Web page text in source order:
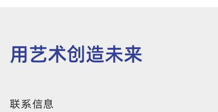
用艺术创造未来
联系信息